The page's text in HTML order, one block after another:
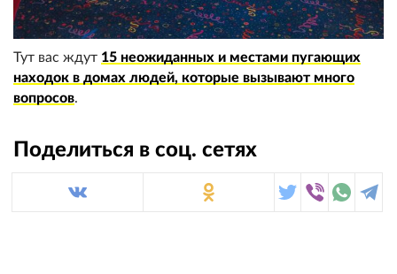
Тут вас ждут 15 неожиданных и местами пугающих
находок в домах людей, которые вызывают много
вопросов.
Поделиться в соц. сетях